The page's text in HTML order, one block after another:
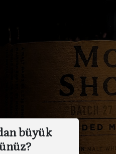
büyük